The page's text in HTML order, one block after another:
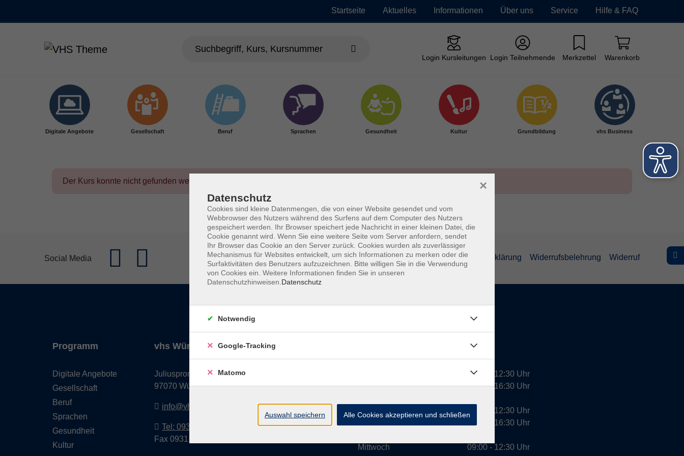
Startseite Aktuelles Informationen Über uns Service Hilfe & FAQ
Login Kursleitungen Login Teilnehmende Merkzettel Warenkorb
Digitale Angebote Gesellschaft Beruf Sprachen Gesundheit Kultur Grundbildung vhs Business
Der Kurs konnte nicht gefunden werden.
Social Media Impressum AGBs Datenschutzerklärung Barrierefreiheitserklärung Widerrufsbelehrung Widerruf
Programm
Digitale Angebote
Gesellschaft
Beruf
Sprachen
Gesundheit
Kultur
vhs Würzburg & Umgebung e. V.
Juliuspromenade 68
97070 Würzburg
info@vhs-wuerzburg.de
Tel: 0931 35593 0
Fax 0931 35593-20
Dienstag
Mittwoch
09:00 - 12:30 Uhr
13:00 - 16:30 Uhr
10:00 - 12:30 Uhr
13:00 - 16:30 Uhr
09:00 - 12:30 Uhr
Datenschutz
Cookies sind kleine Datenmengen, die von einer Website gesendet und vom
Webbrowser des Nutzers während des Surfens auf dem Computer des Nutzers
gespeichert werden. Ihr Browser speichert jede Nachricht in einer kleinen Datei, die
Cookie genannt wird. Wenn Sie eine weitere Seite vom Server anfordern, sendet
Ihr Browser das Cookie an den Server zurück. Cookies wurden als zuverlässiger
Mechanismus für Websites entwickelt, um sich Informationen zu merken oder die
Surfaktivitäten des Benutzers aufzuzeichnen. Bitte willigen Sie in die Verwendung
von Cookies ein. Weitere Informationen finden Sie in unseren
Datenschutzhinweisen. Datenschutz
×
Notwendig
Google-Tracking
Matomo
Auswahl speichern Alle Cookies akzeptieren und schließen